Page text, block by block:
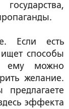
Если есть
способы
ему можно
желание.
эффекта